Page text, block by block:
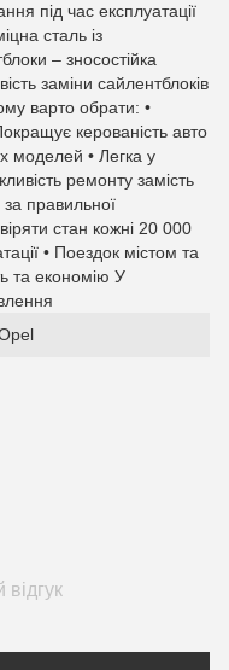
під час експлуатації
сталь із
– зносостійка
заміни сайлентблоків
варто обрати: •
керованість авто
моделей • Легка у
ремонту замість
за правильної
стан кожні 20 000
• Поездок містом та
та економію У